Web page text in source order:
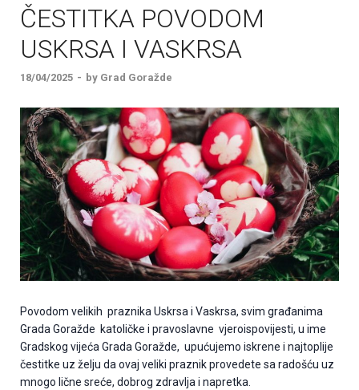
ČESTITKA POVODOM
USKRSA I VASKRSA
18/04/2025 - by Grad Goražde
Povodom velikih praznika Uskrsa i Vaskrsa, svim građanima
Grada Goražde katoličke i pravoslavne vjeroispovijesti, u ime
Gradskog vijeća Grada Goražde, upućujemo iskrene i najtoplije
čestitke uz želju da ovaj veliki praznik provedete sa radošću uz
mnogo lične sreće, dobrog zdravlja i napretka.